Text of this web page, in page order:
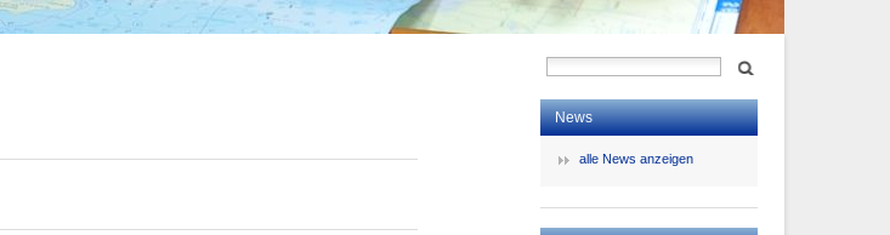
News
alle News anzeigen